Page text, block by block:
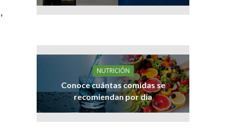
NUTRICIÓN
Conoce cuántas comidas se
recomiendan por día